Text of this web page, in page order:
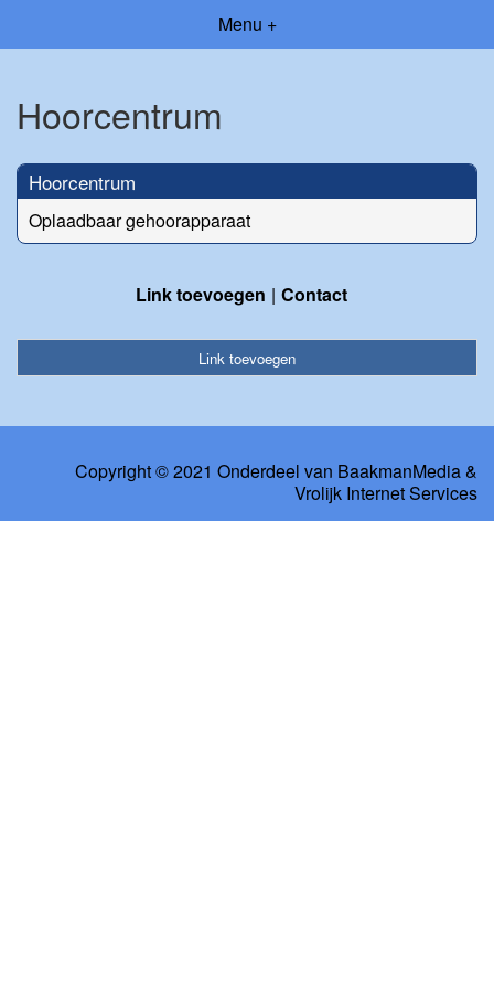
Menu +
Hoorcentrum
Hoorcentrum
Oplaadbaar gehoorapparaat
Link toevoegen Contact
Link toevoegen
Copyright © 2021 Onderdeel van BaakmanMedia&
Vrolijk Internet Services